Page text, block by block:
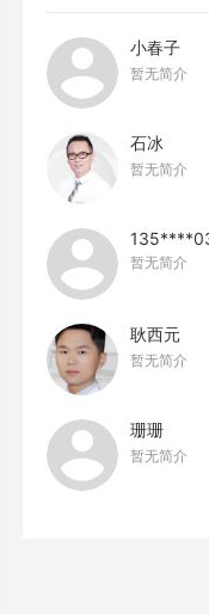
小春子
暂无简介
石冰
暂无简介
暂无简介
耿西元
暂无简介
珊珊
暂无简介